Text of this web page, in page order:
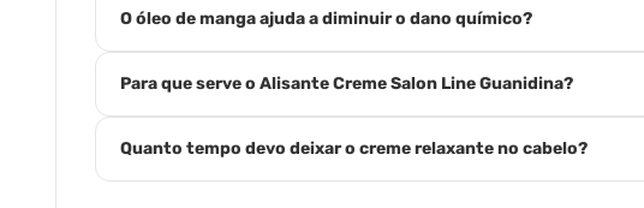
O óleo de manga ajuda a diminuir o dano químico?
Para que serve o Alisante Creme Salon Line Guanidina?
Quanto tempo devo deixar o creme relaxante no cabelo?